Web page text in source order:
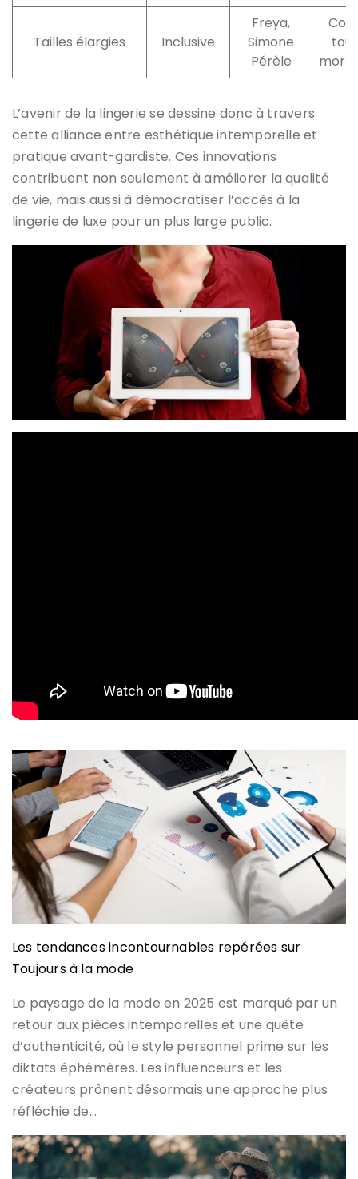
Tailles élargies Inclusive
Freya,
Simone
Pérèle
L’avenir de la lingerie se dessine donc à travers
cette alliance entre esthétique intemporelle et
pratique avant-gardiste. Ces innovations
contribuent non seulement à améliorer la qualité
de vie, mais aussi à démocratiser l’accès à la
lingerie de luxe pour un plus large public.
Les tendances incontournables repérées sur
Toujours à la mode
Le paysage de la mode en 2025 est marqué par un
retour aux pièces intemporelles et une quête
d’authenticité, où le style personnel prime sur les
diktats éphémères. Les influenceurs et les
créateurs prônent désormais une approche plus
réfléchie de…